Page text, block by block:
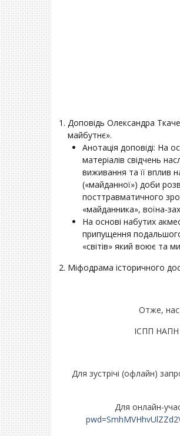
Доповідь Олександра
майбутнє».
Анотація доповіді: На
матеріалів свідчень
виживання та її вплив
(«майданної») доби
посттравматичного
«майданника», воїна-
На основі набутих
припущення подальшого
«світів» який воює та
Міфодрама історичного
Отже,
ІСПП НАПН
Для зустрічі (офлайн)
Для онлайн-